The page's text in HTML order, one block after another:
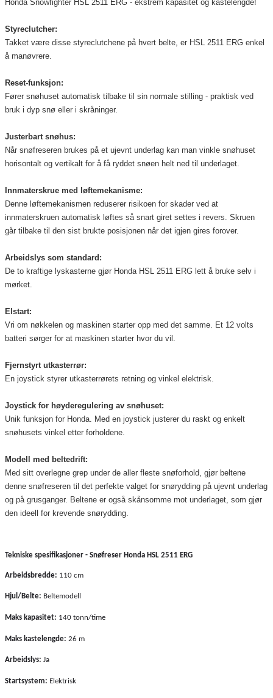
Honda Snowfighter HSL 2511 ERG - ekstrem kapasitet og kastelengde!
Styreclutcher:
Takket være disse styreclutchene på hvert belte, er HSL 2511 ERG enkel
å manøvrere.
Reset-funksjon:
Fører snøhuset automatisk tilbake til sin normale stilling - praktisk ved
bruk i dyp snø eller i skråninger.
Justerbart snøhus:
Når snøfreseren brukes på et ujevnt underlag kan man vinkle snøhuset
horisontalt og vertikalt for å få ryddet snøen helt ned til underlaget.
Innmaterskrue med løftemekanisme:
Denne løftemekanismen reduserer risikoen for skader ved at
innmaterskruen automatisk løftes så snart giret settes i revers. Skruen
går tilbake til den sist brukte posisjonen når det igjen gires forover.
Arbeidslys som standard:
De to kraftige lyskasterne gjør Honda HSL 2511 ERG lett å bruke selv i
mørket.
Elstart:
Vri om nøkkelen og maskinen starter opp med det samme. Et 12 volts
batteri sørger for at maskinen starter hvor du vil.
Fjernstyrt utkasterrør:
En joystick styrer utkasterrørets retning og vinkel elektrisk.
Joystick for høyderegulering av snøhuset:
Unik funksjon for Honda. Med en joystick justerer du raskt og enkelt
snøhusets vinkel etter forholdene.
Modell med beltedrift:
Med sitt overlegne grep under de aller fleste snøforhold, gjør beltene
denne snøfreseren til det perfekte valget for snørydding på ujevnt underlag
og på grusganger. Beltene er også skånsomme mot underlaget, som gjør
den ideell for krevende snørydding.
Tekniske spesifikasjoner - Snøfreser Honda HSL 2511 ERG
Arbeidsbredde: 110 cm
Hjul/Belte: Beltemodell
Maks kapasitet: 140 tonn/time
Maks kastelengde: 26 m
Arbeidslys: Ja
Startsystem: Elektrisk